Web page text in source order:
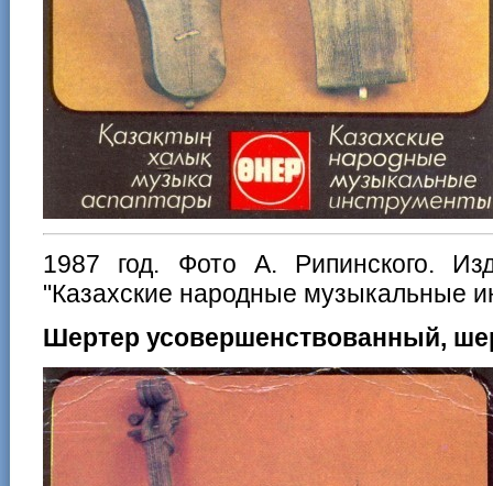
1987 год. Фото А. Рипинского.
"Казахские народные музыкальные
Шертер усовершенствованный,